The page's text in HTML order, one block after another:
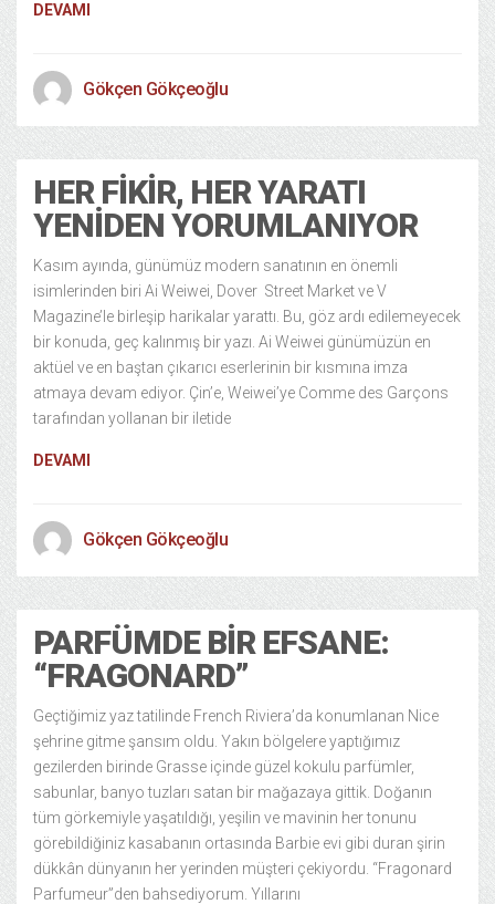
DEVAMI
Gökçen Gökçeoğlu
HER FIKIR, HER YARATI
YENIDEN YORUMLANIYOR
Kasım ayında, günümüz modern sanatının en önemli
isimlerinden biri Ai Weiwei, Dover Street Market ve V
Magazine’le birleşip harikalar yarattı. Bu, göz ardı edilemeyecek
bir konuda, geç kalınmış bir yazı. Ai Weiwei günümüzün en
aktüel ve en baştan çıkarıcı eserlerinin bir kısmına imza
atmaya devam ediyor. Çin’e, Weiwei’ye Comme des Garçons
tarafından yollanan bir iletide
DEVAMI
Gökçen Gökçeoğlu
PARFÜMDE BIR EFSANE:
“FRAGONARD”
Geçtiğimiz yaz tatilinde French Riviera’da konumlanan Nice
şehrine gitme şansım oldu. Yakın bölgelere yaptığımız
gezilerden birinde Grasse içinde güzel kokulu parfümler,
sabunlar, banyo tuzları satan bir mağazaya gittik. Doğanın
tüm görkemiyle yaşatıldığı, yeşilin ve mavinin her tonunu
görebildiğiniz kasabanın ortasında Barbie evi gibi duran şirin
dükkân dünyanın her yerinden müşteri çekiyordu. “Fragonard
Parfumeur”den bahsediyorum. Yıllarını